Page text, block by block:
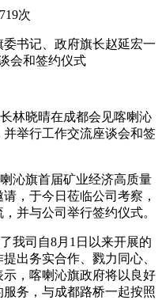
次
林晓晴在成都会见喀喇沁
举行工作交流座谈会和签
沁旗首届矿业经济高质量
，于今日莅临公司考察，
并与公司举行签约仪式。
我司自8月 1 日以来开展的
出务实合作、戮力同心、
，喀喇沁旗政府将以良好
务，与成都路桥一起按照